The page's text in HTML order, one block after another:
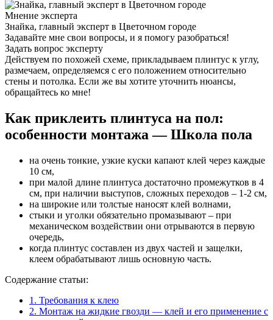
Мнение эксперта
Знайка, главный эксперт в Цветочном городе
Задавайте мне свои вопросы, и я помогу разобраться!
Задать вопрос эксперту
Действуем по похожей схеме, прикладываем плинтус к углу,
размечаем, определяемся с его положением относительно
стены и потолка. Если же вы хотите уточнить нюансы,
обращайтесь ко мне!
Как приклеить плинтуса на пол:
особенности монтажа — Школа пола
на очень тонкие, узкие куски капают клей через каждые
10 см,
при малой длине плинтуса достаточно промежутков в 4
см, при наличии выступов, сложных переходов – 1-2 см,
на широкие или толстые наносят клей волнами,
стыки и уголки обязательно промазывают – при
механическом воздействии они отрываются в первую
очередь,
когда плинтус составлен из двух частей и защелки,
клеем обрабатывают лишь основную часть.
Содержание статьи:
1. Требования к клею
2. Монтаж на жидкие гвозди — клей и его применение с